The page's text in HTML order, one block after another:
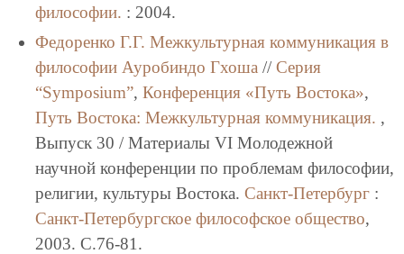
философии. : 2004.
Федоренко Г.Г. Межкультурная коммуникация в
философии Ауробиндо Гхоша // Серия
“Symposium”, Конференция «Путь Востока»,
Путь Востока: Межкультурная коммуникация. ,
Выпуск 30 / Материалы VI Молодежной
научной конференции по проблемам философии,
религии, культуры Востока. Санкт-Петербург:
Санкт-Петербургское философское общество,
2003. C.76-81.